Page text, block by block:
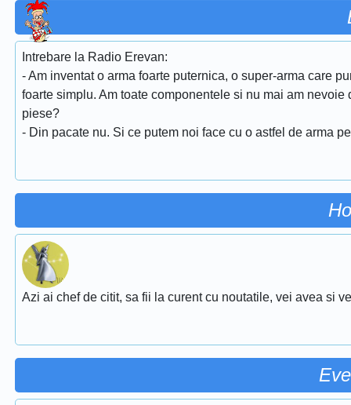
Intrebare la Radio Erevan:
- Am inventat o arma foarte puternica, o super-arma care
foarte simplu. Am toate componentele si nu mai am
piese?
- Din pacate nu. Si ce putem noi face cu o astfel de arma
Azi ai chef de citit, sa fii la curent cu noutatile, vei avea si